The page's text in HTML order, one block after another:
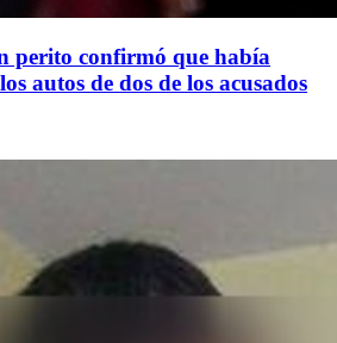
perito confirmó que había
autos de dos de los acusados